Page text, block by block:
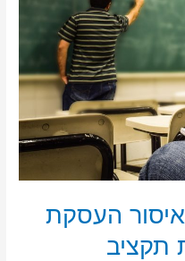
העסקת
תקציב